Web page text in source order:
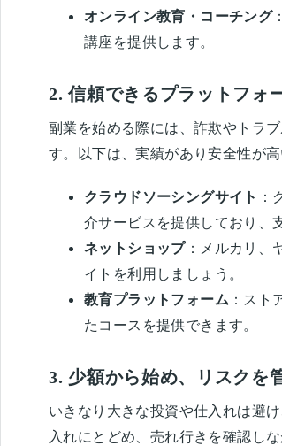
オンライン教育・コーチング
講座を提供します。
2. 信頼できるプラットフォ
副業を始める際には、詐欺やトラ
す。以下は、実績があり安全性が
クラウドソーシングサイト ：
介サービスを提供しており、
ネットショップ：メルカリ、
イトを利用しましょう。
教育プラットフォーム ：スト
たコースを提供できます。
3. 少額から始め、リスクを
いきなり大きな投資や仕入れは避
入れにとどめ、売れ行きを確認し